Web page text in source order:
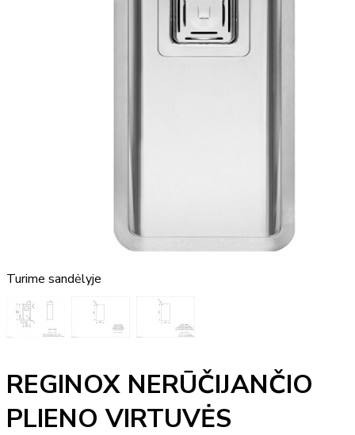
Turime sandėlyje
REGINOX NERŪČIJANČIO
PLIENO VIRTUVĖS